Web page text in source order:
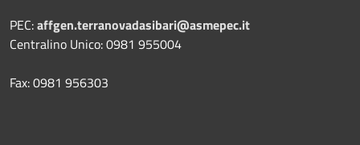
PEC:affgen.terranovadasibari@asmepec.it
Centralino Unico: 0981 955004
Fax: 0981 956303